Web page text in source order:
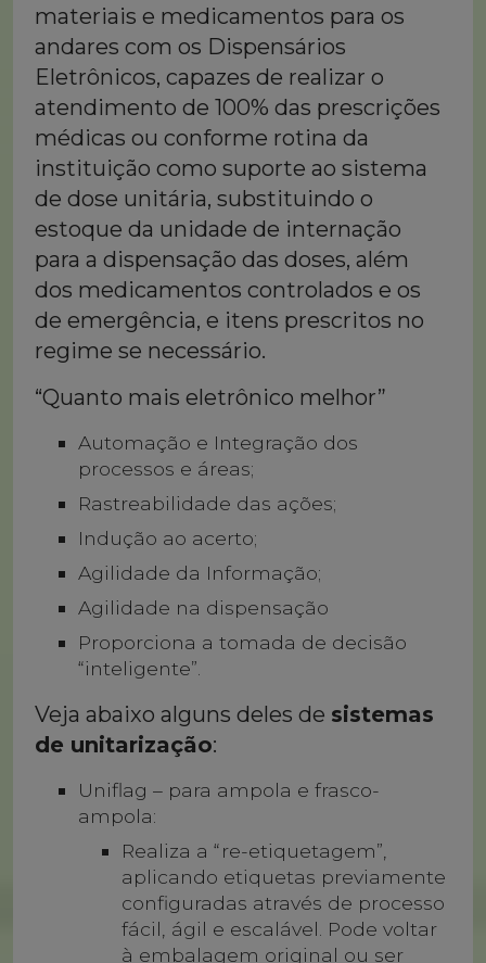
materiais e medicamentos para os
andares com os Dispensários
Eletrônicos, capazes de realizar o
atendimento de 100% das prescrições
médicas ou conforme rotina da
instituição como suporte ao sistema
de dose unitária, substituindo o
estoque da unidade de internação
para a dispensação das doses, além
dos medicamentos controlados e os
de emergência, e itens prescritos no
regime se necessário.
“Quanto mais eletrônico melhor”
Automação e Integração dos
processos e áreas;
Rastreabilidade das ações;
Indução ao acerto;
Agilidade da Informação;
Agilidade na dispensação
Proporciona a tomada de decisão
“inteligente”.
Veja abaixo alguns deles de sistemas
de unitarização:
Uniflag – para ampola e frasco-
ampola:
Realiza a “re-etiquetagem”,
aplicando etiquetas previamente
configuradas através de processo
fácil, ágil e escalável. Pode voltar
à embalagem original ou ser